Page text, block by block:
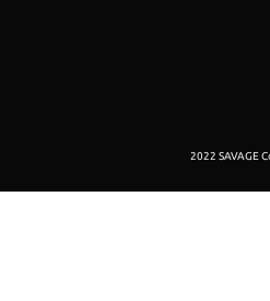
2022 SAVAGE